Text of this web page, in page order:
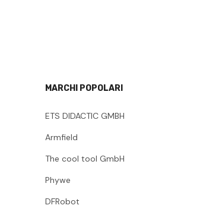
MARCHI POPOLARI
ETS DIDACTIC GMBH
Armfield
The cool tool GmbH
Phywe
DFRobot